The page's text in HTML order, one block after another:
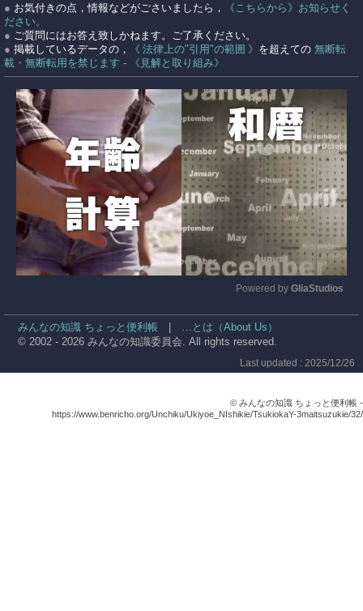
● お気付きの点，情報などがごさいましたら，
《こちらから》お知らせく
ださい。
● ご質問にはお答え致しかねます。ご了承ください。
● 掲載しているデータの， 《 法律上の"引用"の範囲 》 を超えての 無断転
載・無断転用を禁じます - 《見解と取り組み》
Powered by GliaStudios
みんなの知識 ちょっと便利帳
…とは（About Us）
© 2002 - 2026 みんなの知識委員会. All rights reserved.
Last updated : 2025/12/26
© みんなの知識 ちょっと便利帳 -
https://www.benricho.org/Unchiku/Ukiyoe_NIshikie/TsukiokaY-3maitsuzukie/32/